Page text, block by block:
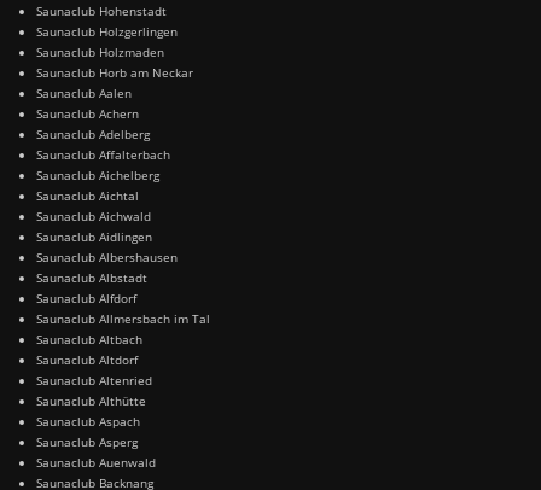
Saunaclub Hohenstadt
Saunaclub Holzgerlingen
Saunaclub Holzmaden
Saunaclub Horb am Neckar
Saunaclub Aalen
Saunaclub Achern
Saunaclub Adelberg
Saunaclub Affalterbach
Saunaclub Aichelberg
Saunaclub Aichtal
Saunaclub Aichwald
Saunaclub Aidlingen
Saunaclub Albershausen
Saunaclub Albstadt
Saunaclub Alfdorf
Saunaclub Allmersbach im Tal
Saunaclub Altbach
Saunaclub Altdorf
Saunaclub Altenried
Saunaclub Althütte
Saunaclub Aspach
Saunaclub Asperg
Saunaclub Auenwald
Saunaclub Backnang